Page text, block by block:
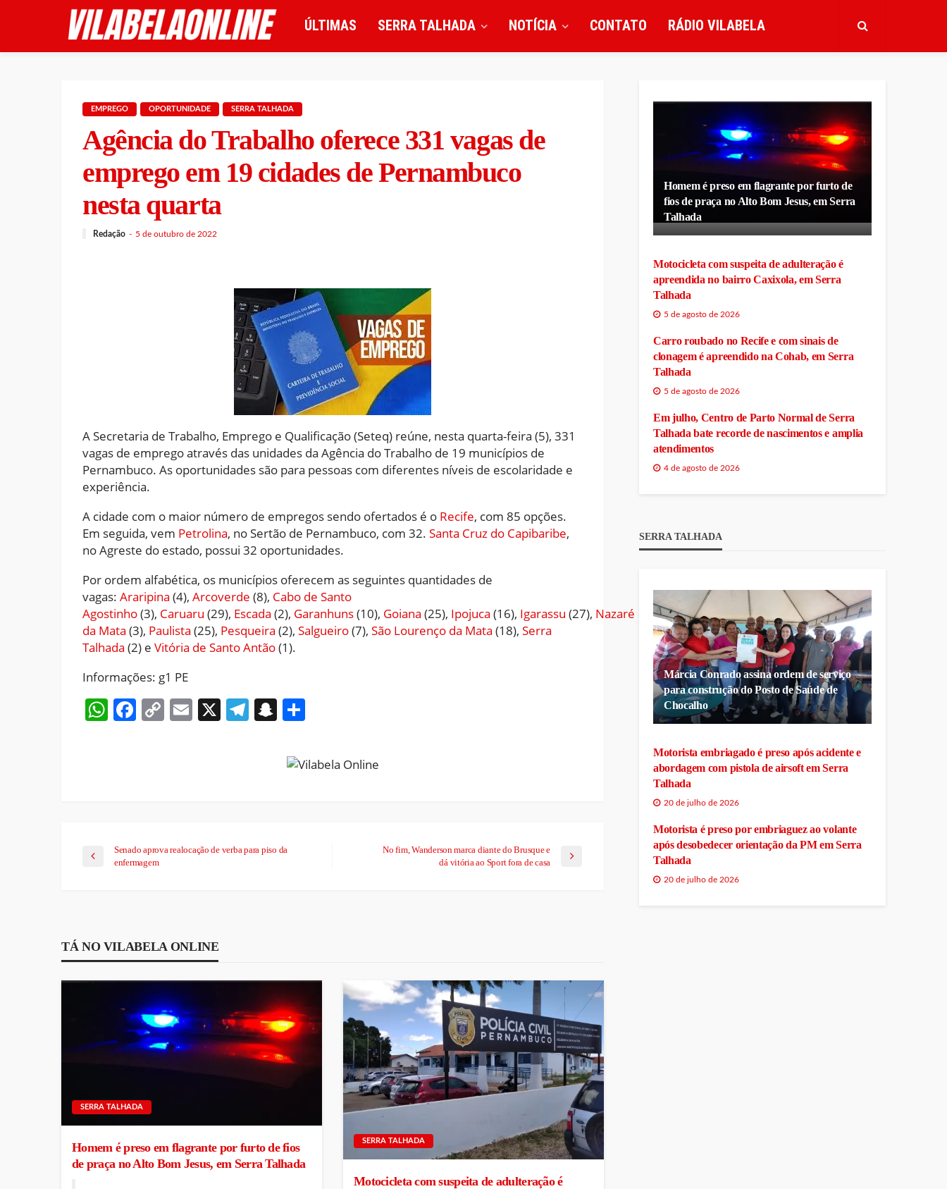
ÚLTIMAS SERRA TALHADA NOTÍCIA CONTATO RÁDIO VILABELA
EMPREGO OPORTUNIDADE SERRA TALHADA
Agência do Trabalho oferece 331 vagas de
emprego em 19 cidades de Pernambuco
nesta quarta
Redação 5 de outubro de 2022
A Secretaria de Trabalho, Emprego e Qualificação (Seteq) reúne, nesta quarta-feira (5), 331
vagas de emprego através das unidades da Agência do Trabalho de 19 municípios de
Pernambuco. As oportunidades são para pessoas com diferentes níveis de escolaridade e
experiência.
A cidade com o maior número de empregos sendo ofertados é o Recife, com 85 opções.
Em seguida, vem Petrolina, no Sertão de Pernambuco, com 32. Santa Cruz do Capibaribe,
no Agreste do estado, possui 32 oportunidades.
Por ordem alfabética, os municípios oferecem as seguintes quantidades de
vagas: Araripina (4), Arcoverde (8), Cabo de Santo
Agostinho(3), Caruaru (29), Escada (2), Garanhuns(10), Goiana (25), Ipojuca (16), Igarassu (27), Nazaré
da Mata (3), Paulista (25), Pesqueira (2), Salgueiro(7), São Lourenço da Mata (18), Serra
Talhada (2) e Vitória de Santo Antão(1).
Informações: g1 PE
WhatsApp
Facebook
CopyEmail
X Telegram
Snapchat
Senado aprova realocação de verba para piso da
enfermagem
No fim, Wanderson marca diante do Brusque e
dá vitória ao Sport fora de casa
TÁ NO VILABELA ONLINE
SERRA TALHADA
Homem é preso em flagrante por furto de fios
de praça no Alto Bom Jesus, em Serra Talhada
SERRA TALHADA
Motocicleta com suspeita de adulteração é
Homem é preso em flagrante por furto de
fios de praça no Alto Bom Jesus, em Serra
Talhada
Motocicleta com suspeita de adulteração é
apreendida no bairro Caxixola, em Serra
Talhada
5 de agosto de 2026
Carro roubado no Recife e com sinais de
clonagem é apreendido na Cohab, em Serra
Talhada
5 de agosto de 2026
Em julho, Centro de Parto Normal de Serra
Talhada bate recorde de nascimentos e amplia
atendimentos
4 de agosto de 2026
SERRA TALHADA
Márcia Conrado assina ordem de serviço
para construção do Posto de Saúde de
Chocalho
Motorista embriagado é preso após acidente e
abordagem com pistola de airsoft em Serra
Talhada
20 de julho de 2026
Motorista é preso por embriaguez ao volante
após desobedecer orientação da PM em Serra
Talhada
20 de julho de 2026